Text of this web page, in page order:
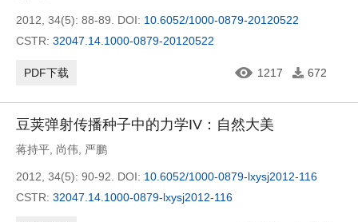
2012, 34(5): 88-89. DOI: 10.6052/1000-0879-20120522
CSTR: 32047.14.1000-0879-20120522
PDF下载 1217 672
豆荚弹射传播种子中的力学IV：自然大美
蒋持平 尚伟 严鹏
2012, 34(5): 90-92. DOI: 10.6052/1000-0879-lxysj2012-116
CSTR: 32047.14.1000-0879-lxysj2012-116